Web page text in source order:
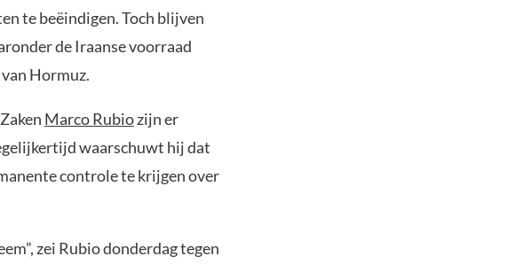
te beëindigen. Toch blijven
de Iraanse voorraad
Hormuz.
Marco Rubiozijn er
waarschuwt hij dat
controle te krijgen over
zei Rubio donderdag tegen